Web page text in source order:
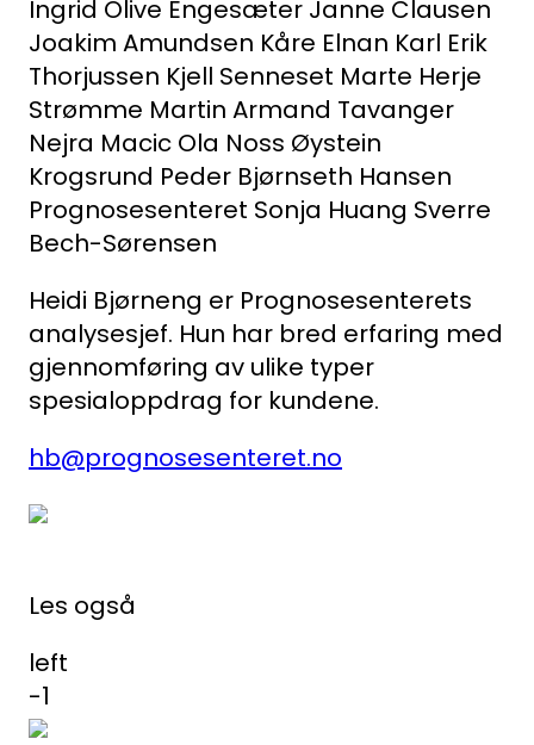
Ingrid Olive Engesæter Janne Clausen
Joakim Amundsen Kåre Elnan Karl Erik
Thorjussen Kjell Senneset Marte Herje
Strømme Martin Armand Tavanger
Nejra Macic Ola Noss Øystein
Krogsrund Peder Bjørnseth Hansen
Prognosesenteret Sonja Huang Sverre
Bech-Sørensen
Heidi Bjørneng er Prognosesenterets
analysesjef. Hun har bred erfaring med
gjennomføring av ulike typer
spesialoppdrag for kundene.
hb@prognosesenteret.no
Les også
left
-1